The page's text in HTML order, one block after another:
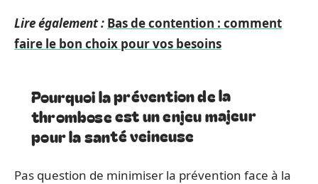
Lire également : Bas de contention : comment
faire le bon choix pour vos besoins
Pourquoi la prévention de la
thrombose est un enjeu majeur
pour la santé veineuse
Pas question de minimiser la prévention face à la